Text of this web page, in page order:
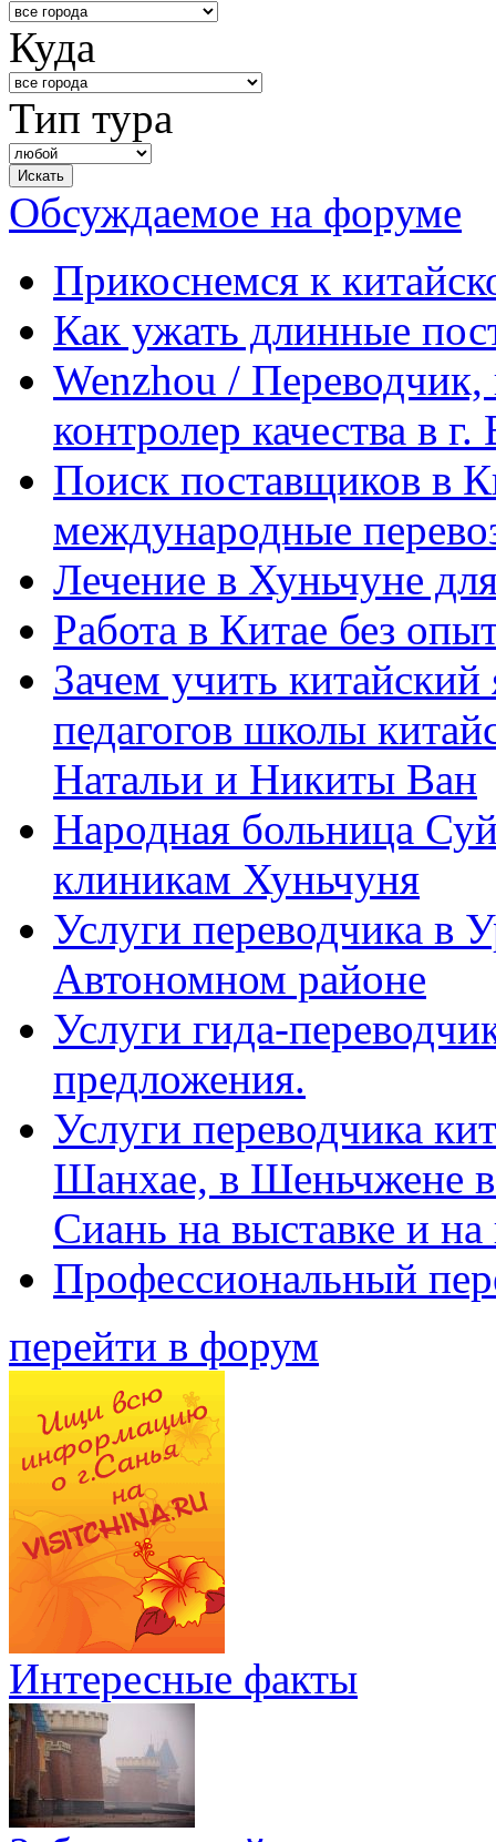
Куда
Тип тура
Обсуждаемое на форуме
Прикоснемся к
Как ужать длинные
Wenzhou / Переводчик,
контролер качества в
Поиск поставщиков в
международные
Лечение в Хуньчуне
Работа в Китае без
Зачем учить
педагогов школы
Натальи и Никиты Ван
Народная больница
клиникам Хуньчуня
Услуги переводчика в
Автономном районе
Услуги гида-
предложения.
Услуги переводчика
Шанхае, в Шеньчжене
Сиань на выставке и
Профессиональный
перейти в форум
Интересные факты